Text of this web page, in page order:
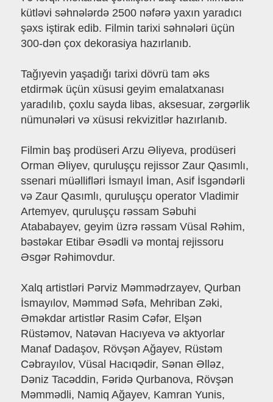
kütləvi səhnələrdə 2500 nəfərə yaxın yaradıcı
şəxs iştirak edib. Filmin tarixi səhnələri üçün
300-dən çox dekorasiya hazırlanıb.
Tağıyevin yaşadığı tarixi dövrü tam əks
etdirmək üçün xüsusi geyim emalatxanası
yaradılıb, çoxlu sayda libas, aksesuar, zərgərlik
nümunələri və xüsusi rekvizitlər hazırlanıb.
Filmin baş prodüseri Arzu Əliyeva, prodüseri
Orman Əliyev, quruluşçu rejissor Zaur Qasımlı,
ssenari müəllifləri İsmayıl İman, Asif İsgəndərli
və Zaur Qasımlı, quruluşçu operator Vladimir
Artemyev, quruluşçu rəssam Səbuhi
Atababayev, geyim üzrə rəssam Vüsal Rəhim,
bəstəkar Etibar Əsədli və montaj rejissoru
Əsgər Rəhimovdur.
Xalq artistləri Pərviz Məmmədrzayev, Qurban
İsmayılov, Məmməd Səfa, Mehriban Zəki,
Əməkdar artistlər Rasim Cəfər, Elşən
Rüstəmov, Natəvan Hacıyeva və aktyorlar
Manaf Dadaşov, Rövşən Ağayev, Rüstəm
Cəbrayılov, Vüsal Hacıqədir, Sənan Əlləz,
Dəniz Tacəddin, Fəridə Qurbanova, Rövşən
Məmmədli, Namiq Ağayev, Kamran Yunis,